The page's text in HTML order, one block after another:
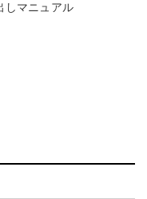
しマニュアル